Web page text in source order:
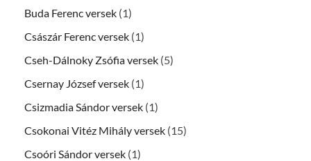
Buda Ferenc versek (1)
Császár Ferenc versek (1)
Cseh-Dálnoky Zsófia versek (5)
Csernay József versek (1)
Csizmadia Sándor versek (1)
Csokonai Vitéz Mihály versek (15)
Csoóri Sándor versek (1)